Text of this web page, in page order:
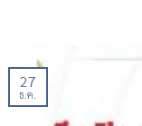
27
ธ.ค.